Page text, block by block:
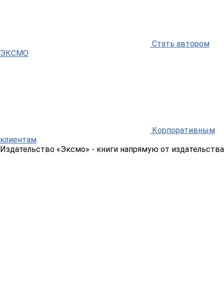
Стать автором
ЭКСМО
Корпоративным
клиентам
Издательство «Эксмо» - книги напрямую от издательства